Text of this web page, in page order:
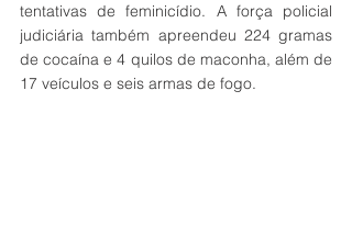
tentativas de feminicídio. A força policial
judiciária também apreendeu 224 gramas
de cocaína e 4 quilos de maconha, além de
17 veículos e seis armas de fogo.